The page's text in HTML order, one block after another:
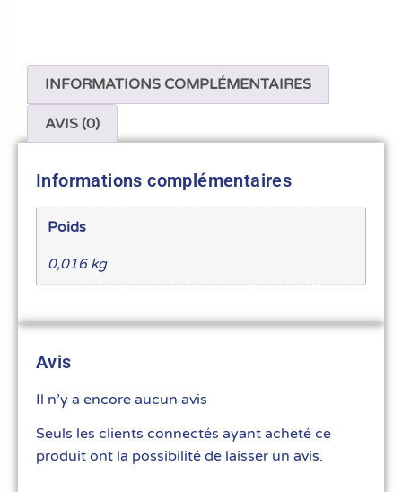
INFORMATIONS COMPLÉMENTAIRES
AVIS (0)
Informations complémentaires
Poids
0,016 kg
Avis
Il n’y a encore aucun avis
Seuls les clients connectés ayant acheté ce
produit ont la possibilité de laisser un avis.